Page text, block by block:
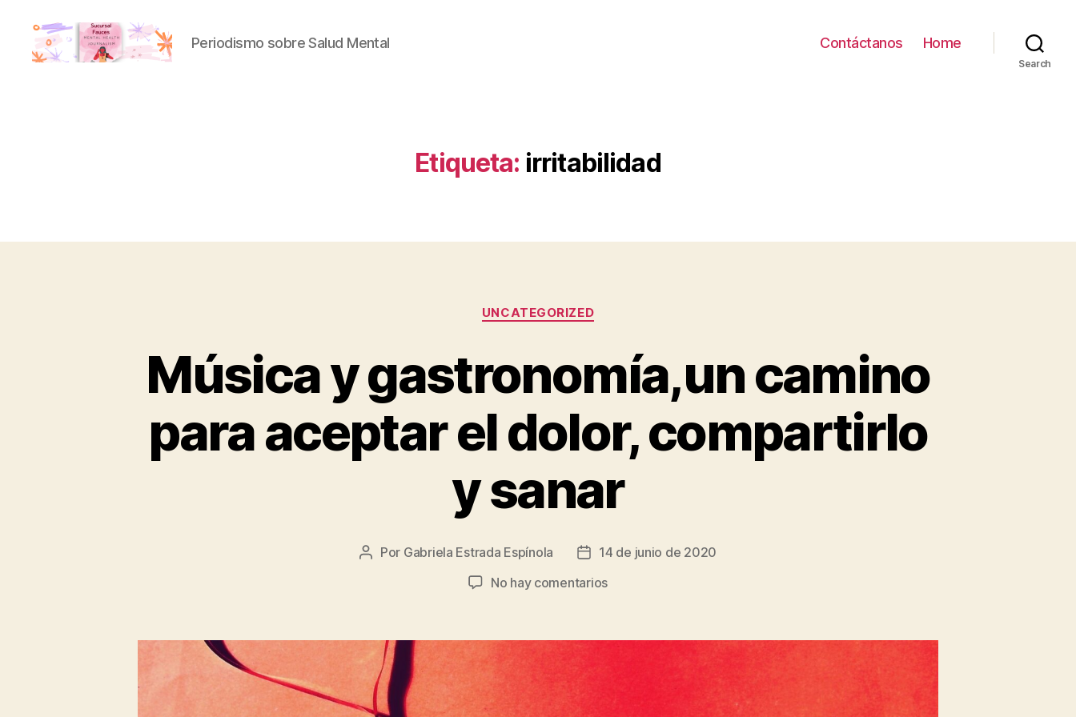
Periodismo sobre Salud Mental Contáctanos Home
Search
Etiqueta: irritabilidad
Categorías
UNCATEGORIZED
Música y gastronomía,un camino
para aceptar el dolor, compartirlo
y sanar
Autor
Por Gabriela Estrada Espínola
Fecha
la
14 de junio de 2020
No hay comentariosen
gastronomía,un